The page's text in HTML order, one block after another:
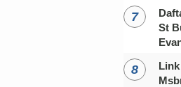
St